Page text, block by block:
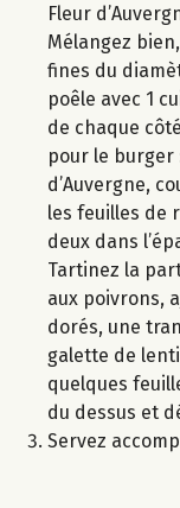
Fleur
Mélangez
fines du
poêle avec 1
de chaque
pour le burger
d’Auvergne,
les feuilles de
deux dans
Tartinez la
aux poivrons,
dorés, une
galette de
quelques
du dessus et
Servez